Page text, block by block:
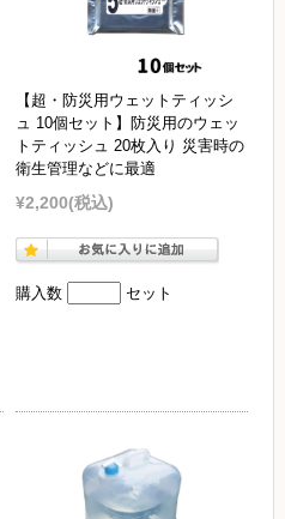
【超・防災用ウェットティッシ
ュ 10個セット】防災用のウェッ
トティッシュ 20枚入り 災害時の
衛生管理などに最適
¥2,200(税込)
購入数 セット